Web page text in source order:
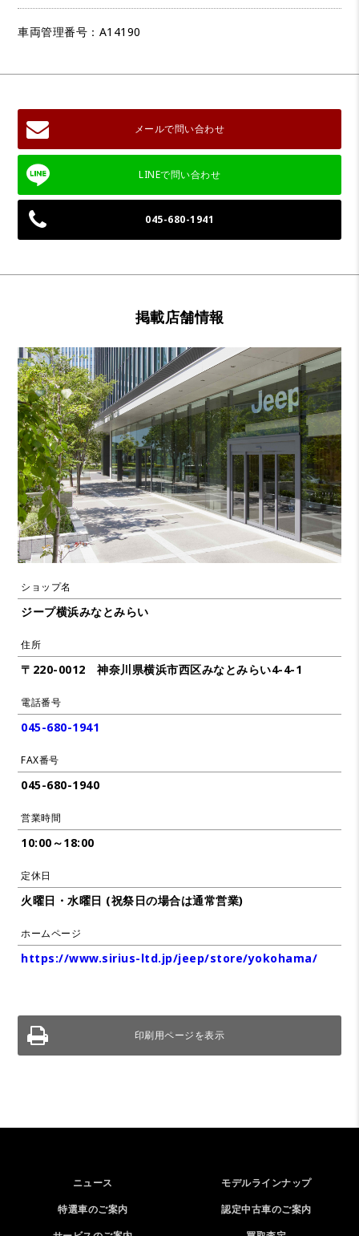
車両管理番号：A14190
メールで問い合わせ
045-680-1941
掲載店舗情報
ショップ名
ジープ横浜みなとみらい
住所
〒220-0012 神奈川県横浜市西区みなとみらい4-4-1
電話番号
045-680-1941
FAX番号
045-680-1940
営業時間
10:00～18:00
定休日
火曜日・水曜日 (祝祭日の場合は通常営業)
ホームページ
https://www.sirius-ltd.jp/jeep/store/yokohama/
印刷用ページを表示
ニュース
モデルラインナップ
特選車のご案内
認定中古車のご案内